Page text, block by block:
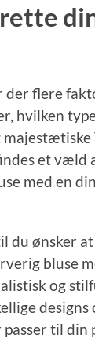
der flere
hvilken
et væld
med en
du ønsker
bluse
og
til din